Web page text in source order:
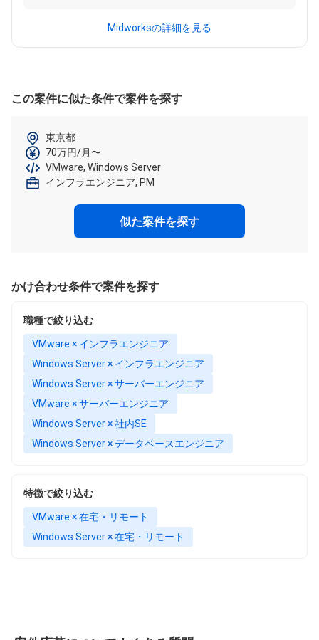
Midworksの詳細を見る
この案件に似た条件で案件を探す
東京都
70万円/月〜
VMware, Windows Server
インフラエンジニア, PM
似た案件を探す
かけ合わせ条件で案件を探す
職種で絞り込む
VMware × インフラエンジニア
Windows Server × インフラエンジニア
Windows Server × サーバーエンジニア
VMware × サーバーエンジニア
Windows Server × 社内SE
Windows Server × データベースエンジニア
特徴で絞り込む
VMware × 在宅・リモート
Windows Server × 在宅・リモート